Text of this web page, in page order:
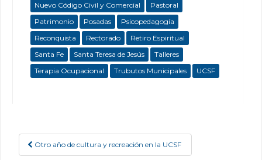
Nuevo Código Civil y Comercial
Pastoral
Patrimonio
Posadas
Psicopedagogía
Reconquista
Rectorado
Retiro Espiritual
Santa Fe
Santa Teresa de Jesús
Talleres
Terapia Ocupacional
Trubutos Municipales UCSF
Post navigation
Otro año de cultura y recreación en la UCSF